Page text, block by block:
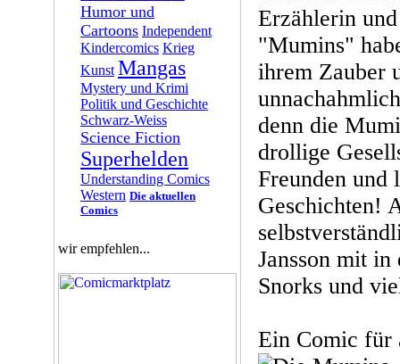
Humor und
Cartoons Independent
Kindercomics Krieg
Kunst Mangas
Mystery und Krimi
Politik und Geschichte
Schwarz-Weiss
Science Fiction
Superhelden
Understanding Comics
Western Die aktuellen
Comics
wir empfehlen...
Erzählerin
"Mumins"
ihrem Zauber
denn die
drollige
Freunden und
Geschichten!
Jansson mit
Snorks und
Ein Comic für